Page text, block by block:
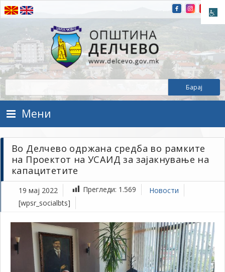
Прескокнете на содржината
Општина Делчево
Општина Делчево
Мени
Во Делчево одржана средба во рамките
на Проектот на УСАИД за зајакнување на
капацитетите
19 мај 2022 Прегледи: 1.569
Новости
[wpsr_socialbts]